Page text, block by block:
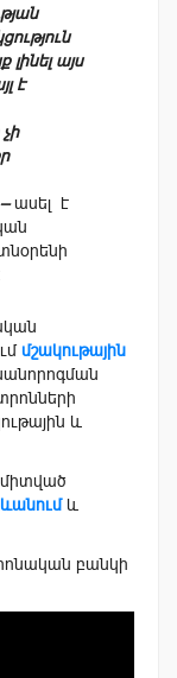
այս
է
ասել է
մշակութային
և
և
բանկի